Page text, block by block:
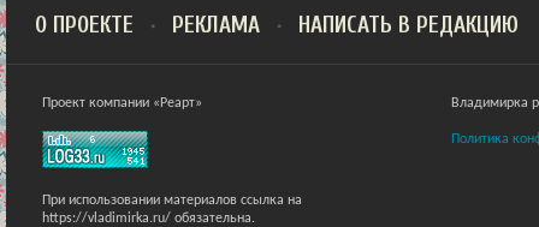
О ПРОЕКТЕ РЕКЛАМА НАПИСАТЬ В РЕДАКЦИЮ
Проект компании «Реарт»
При использовании материалов ссылка на
https://vladimirka.ru/ обязательна.
Владимирка
Политика